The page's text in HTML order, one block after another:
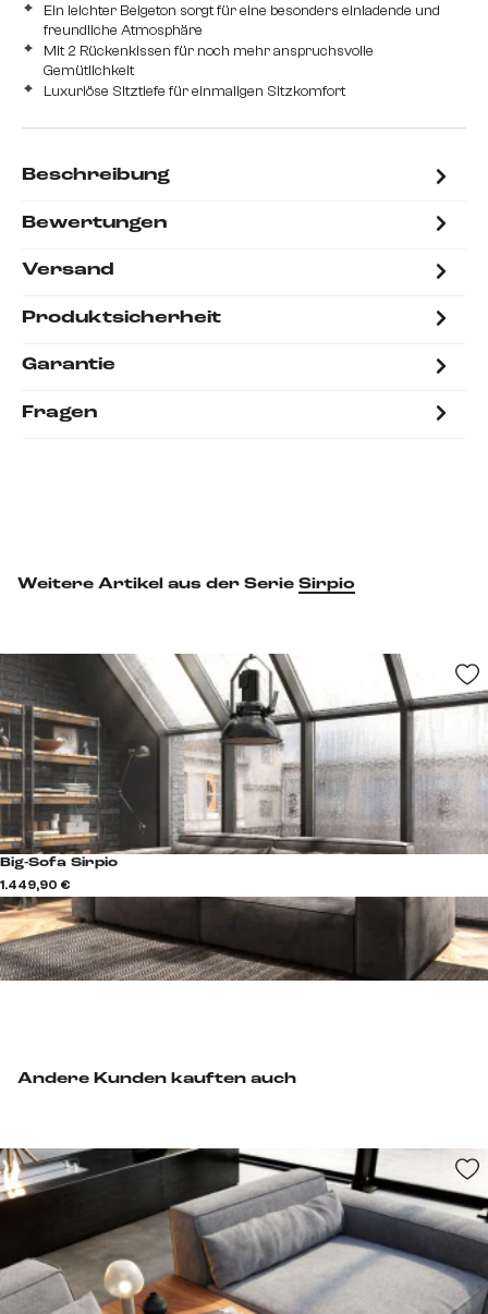
Ein leichter Beigeton sorgt für eine besonders einladende und
freundliche Atmosphäre
Mit 2 Rückenkissen für noch mehr anspruchsvolle
Gemütlichkeit
Luxuriöse Sitztiefe für einmaligen Sitzkomfort
Beschreibung
Bewertungen
Versand
Produktsicherheit
Garantie
Fragen
Andere Kunden kauften auch
Weitere Artikel aus der Serie Sirpio
Big-Sofa Sirpio
1.449,90 €